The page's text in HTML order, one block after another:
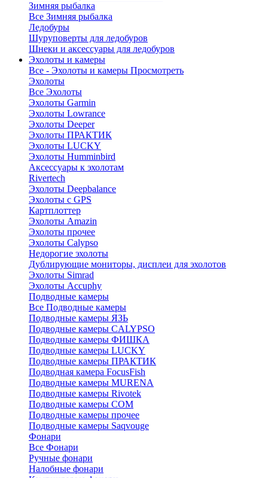
Зимняя рыбалка
Все Зимняя рыбалка
Ледобуры
Шуруповерты для ледобуров
Шнеки и аксессуары для ледобуров
Эхолоты и камеры
Все - Эхолоты и камеры Просмотреть
Эхолоты
Все Эхолоты
Эхолоты Garmin
Эхолоты Lowrance
Эхолоты Deeper
Эхолоты ПРАКТИК
Эхолоты LUCKY
Эхолоты Humminbird
Аксессуары к эхолотам
Rivertech
Эхолоты Deepbalance
Эхолоты с GPS
Картплоттер
Эхолоты Amazin
Эхолоты прочее
Эхолоты Calypso
Недорогие эхолоты
Дублирующие мониторы, дисплеи для эхолотов
Эхолоты Simrad
Эхолоты Accuphy
Подводные камеры
Все Подводные камеры
Подводные камеры ЯЗЬ
Подводные камеры CALYPSO
Подводные камеры ФИШКА
Подводные камеры LUCKY
Подводные камеры ПРАКТИК
Подводная камера FocusFish
Подводные камеры MURENA
Подводные камеры Rivotek
Подводные камеры СОМ
Подводные камеры прочее
Подводные камеры Saqvouge
Фонари
Все Фонари
Ручные фонари
Налобные фонари